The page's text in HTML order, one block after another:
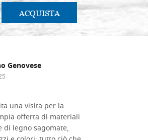
ACQUISTA
Genovese
una visita per la
offerta di materiali
di legno sagomate,